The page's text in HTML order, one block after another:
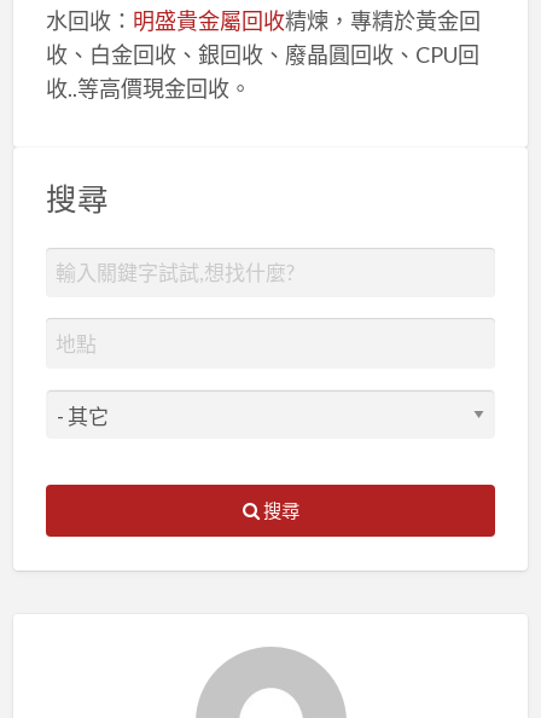
水回收： 明盛貴金屬回收精煉，專精於黃金回
收、白金回收、銀回收、廢晶圓回收、CPU回
收..等高價現金回收。
搜尋
搜尋